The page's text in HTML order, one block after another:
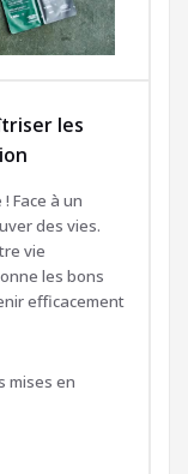
les
Face à un
des vies.
vie
les bons
efficacement
mises en